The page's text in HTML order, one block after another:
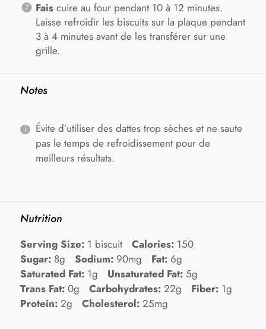
Faiscuire au four pendant 10 à 12 minutes.
Laisse refroidir les biscuits sur la plaque pendant
3 à 4 minutes avant de les transférer sur une
grille.
Notes
Évite d’utiliser des dattes trop sèches et ne saute
pas le temps de refroidissement pour de
meilleurs résultats.
Nutrition
Serving Size: 1 biscuit Calories: 150
Sugar: 8g Sodium: 90mg Fat: 6g
Saturated Fat: 1g Unsaturated Fat: 5g
Trans Fat: 0g Carbohydrates: 22g Fiber: 1g
Protein: 2g Cholesterol: 25mg